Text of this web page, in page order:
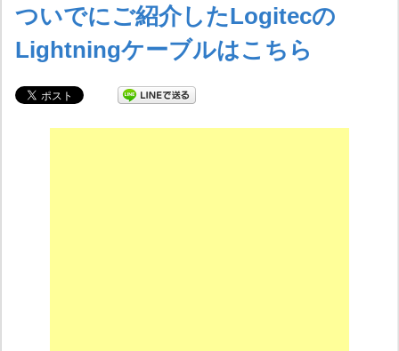
ついでにご紹介したLogitecの
Lightningケーブルはこちら